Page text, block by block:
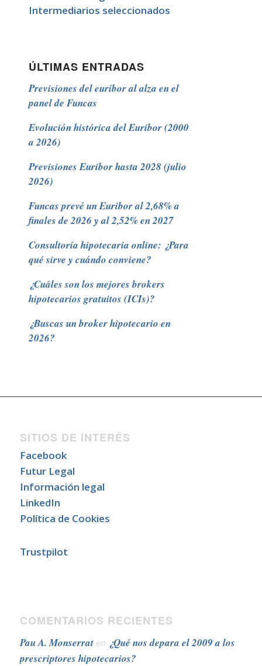
Intermediarios seleccionados
ÚLTIMAS ENTRADAS
Previsiones del euríbor al alza en el
panel de Funcas
Evolución histórica del Euribor (2000
a 2026)
Previsiones Euribor hasta 2028 (julio
2026)
Funcas prevé un Euribor al 2,68% a
finales de 2026 y al 2,52% en 2027
Consultoría hipotecaria online: ¿Para
qué sirve y cuándo conviene?
¿Cuáles son los mejores brokers
hipotecarios gratuitos (ICIs)?
¿Buscas un broker hipotecario en
2026?
SITIOS DE INTERÉS
Facebook
Futur Legal
Información legal
LinkedIn
Política de Cookies
Trustpilot
COMENTARIOS RECIENTES
Pau A. Monserraten ¿Qué nos depara el 2009 a los
prescriptores hipotecarios?